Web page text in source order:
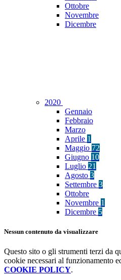
Ottobre
Novembre
Dicembre
2020
Gennaio
Febbraio
Marzo
Aprile 1
Maggio 72
Giugno 10
Luglio 21
Agosto 3
Settembre 3
Ottobre
Novembre 1
Dicembre 5
Nessun contenuto da visualizzare
Questo sito o gli strumenti terzi da
cookie necessari al funzionamento
COOKIE POLICY.